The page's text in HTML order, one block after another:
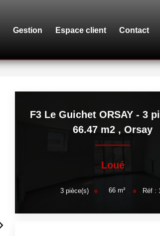
Gestion Espace client Contact
F3 Le Guichet ORSAY - 3
66.47 m2 ,Orsay
Loué
3pièce(s) 66m² Réf :